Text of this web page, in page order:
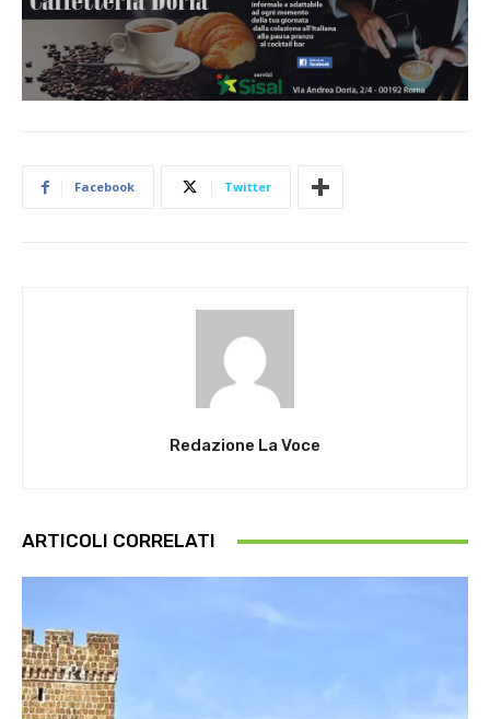
Facebook Twitter
Redazione La Voce
ARTICOLI CORRELATI